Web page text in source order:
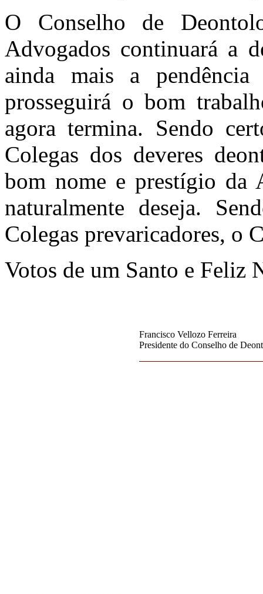
O Conselho de
Advogados continuará a
ainda mais a
prosseguirá o bom
agora termina. Sendo
Colegas dos deveres
bom nome e prestígio da
naturalmente deseja.
Colegas prevaricadores, o
Votos de um Santo e Feliz
Francisco Vellozo Ferreira
Presidente do Conselho de